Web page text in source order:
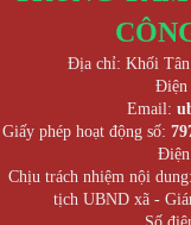
Địa chỉ: Khối
Điện
Email:
Giấy phép hoạt động số:
Điện
Chịu trách nhiệm nội dung:
tịch UBND xã -